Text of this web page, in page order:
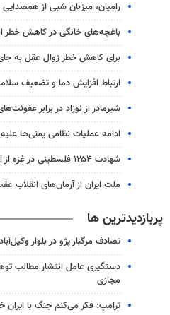
رامیان، میزبان شبی از
باغچه‌های خانگی در کاهش خطر
برای کاهش خطر زوال عقل به
ارتباط افزایش دما و تضعیف
شیرمادر از نوزاد در برابر
ادامه عملیات نظامی یمنی‌ها
شهادت ۱۲۵۴ فلسطینی در غزه از آغاز آتش‌بس تاکنون
ملت ایران از آرمان‌های انقلاب
پربازدیدترین ها
تصادف مرگبار پژو در بلوار
دستگیری عامل انتشار مطالب
مجازی
ترامپ: فکر می‌کنم جنگ با ایران